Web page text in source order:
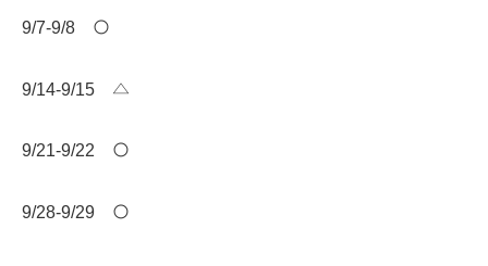
9/7-9/8 〇
9/14-9/15 △
9/21-9/22 〇
9/28-9/29 〇